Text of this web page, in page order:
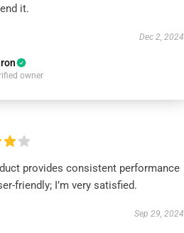
it.
Dec 2, 2024
owner
provides consistent performance
friendly; I’m very satisfied.
Sep 29, 2024